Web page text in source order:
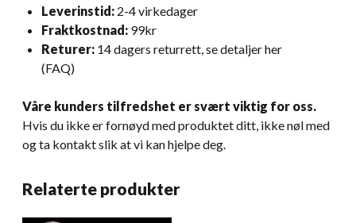
Leverinstid: 2-4 virkedager
Fraktkostnad: 99kr
Returer: 14 dagers returrett, se detaljer her
(FAQ)
Våre kunders tilfredshet er svært viktig for oss.
Hvis du ikke er fornøyd med produktet ditt, ikke nøl med
og ta kontakt slik at vi kan hjelpe deg.
Relaterte produkter